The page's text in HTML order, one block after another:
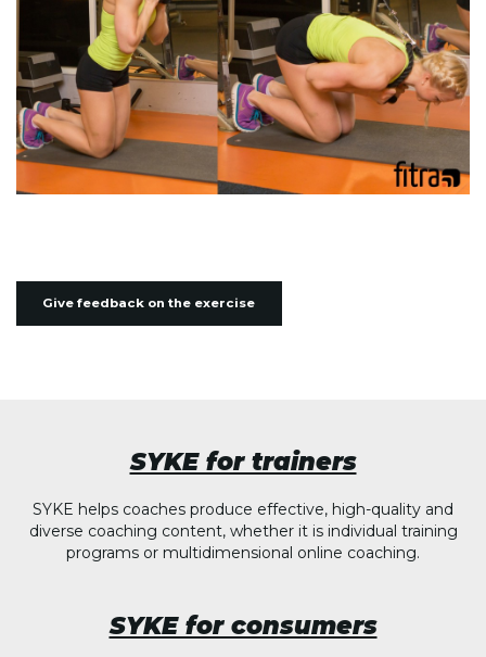
Give feedback on the exercise
SYKE for trainers
SYKE helps coaches produce effective, high-quality and
diverse coaching content, whether it is individual training
programs or multidimensional online coaching.
SYKE for consumers